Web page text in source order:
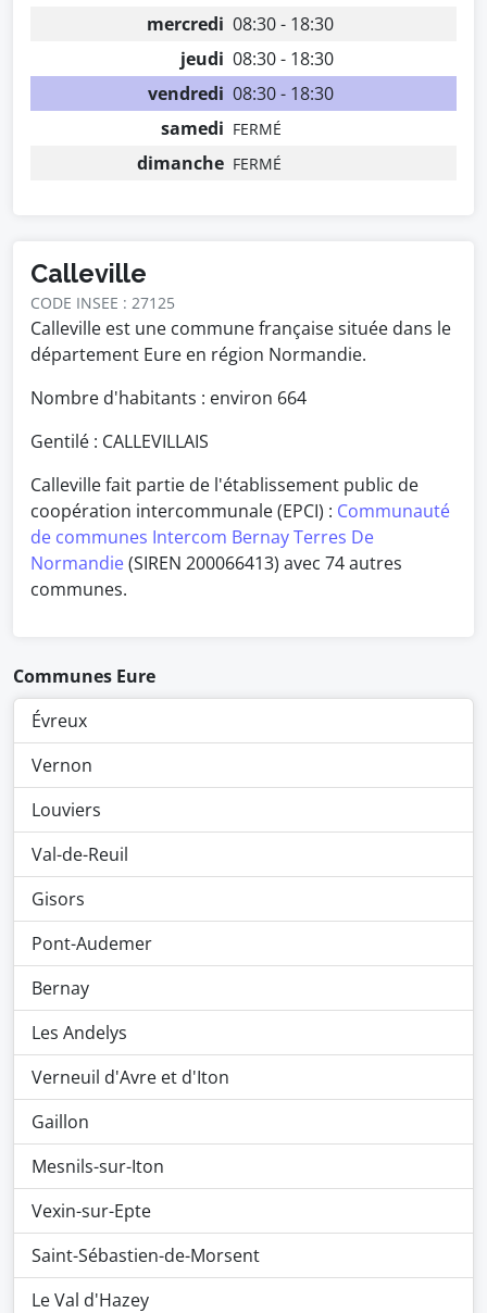
mercredi 08:30 - 18:30
jeudi 08:30 - 18:30
vendredi 08:30 - 18:30
samedi FERMÉ
dimanche FERMÉ
Calleville
CODE INSEE : 27125
Calleville est une commune française située dans le
département Eure en région Normandie.
Nombre d'habitants : environ 664
Gentilé : CALLEVILLAIS
Calleville fait partie de l'établissement public de
coopération intercommunale (EPCI) : Communauté
de communes Intercom Bernay Terres De
Normandie(SIREN 200066413) avec 74 autres
communes.
Communes Eure
Évreux
Vernon
Louviers
Val-de-Reuil
Gisors
Pont-Audemer
Bernay
Les Andelys
Verneuil d'Avre et d'Iton
Gaillon
Mesnils-sur-Iton
Vexin-sur-Epte
Saint-Sébastien-de-Morsent
Le Val d'Hazey